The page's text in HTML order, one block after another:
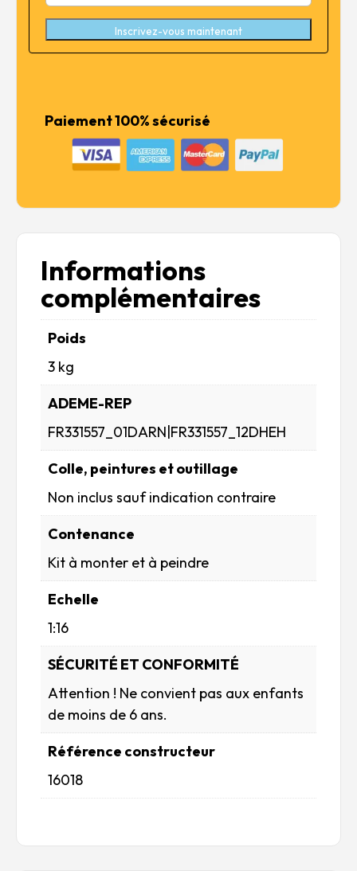
Inscrivez-vous maintenant
Paiement 100% sécurisé
Informations
complémentaires
Poids
3 kg
ADEME-REP
FR331557_01DARN|FR331557_12DHEH
Colle, peintures et outillage
Non inclus sauf indication contraire
Contenance
Kit à monter et à peindre
Echelle
1:16
SÉCURITÉ ET CONFORMITÉ
Attention ! Ne convient pas aux enfants
de moins de 6 ans.
Référence constructeur
16018